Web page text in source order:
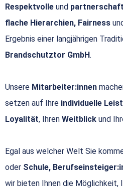
Respektvolle und
flache Hierarchien, Fairness
Ergebnis einer langjährigen
Brandschutztor GmbH.
Unsere Mitarbeiter:innen
setzen auf Ihre individuelle
Loyalität, Ihren Weitblick und
Egal aus welcher Welt Sie
oder Schule,
wir bieten Ihnen die Möglichkeit,